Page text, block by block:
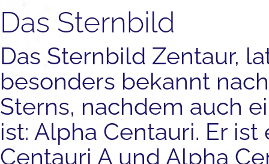
Das Sternbild
Das Sternbild Zentaur,
besonders bekannt
Sterns, nachdem auch
ist: Alpha Centauri. Er
Centauri A und Alpha